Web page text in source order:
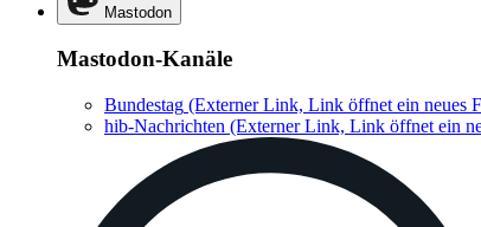
Mastodon
Mastodon-Kanäle
Bundestag (Externer Link, Link öffnet ein neues
hib-Nachrichten (Externer Link, Link öffnet ein